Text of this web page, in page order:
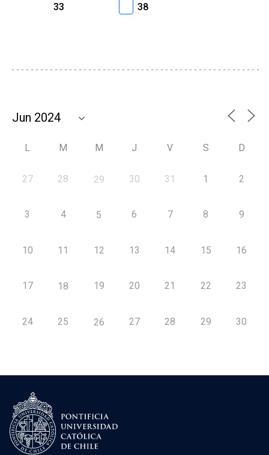
33
38
L M M J V S D
27 28 29 30 31 1 2
3 4 5 6 7 8 9
10 11 12 13 14 15 16
17 18 19 20 21 22 23
24 25 26 27 28 29 30